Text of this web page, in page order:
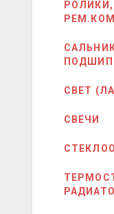
СВЕТ
СВЕЧИ